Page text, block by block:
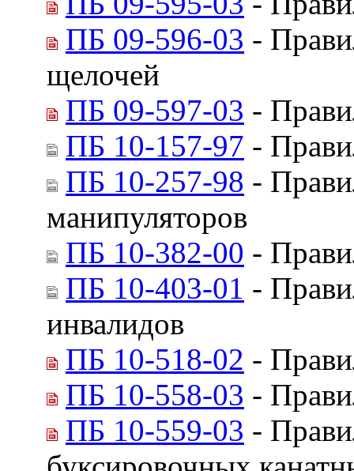
ПБ 09-596-03 -
щелочей
ПБ 09-597-03 -
ПБ 10-157-97 -
ПБ 10-257-98 -
манипуляторов
ПБ 10-382-00 -
ПБ 10-403-01 -
инвалидов
ПБ 10-518-02 -
ПБ 10-558-03 -
ПБ 10-559-03 -